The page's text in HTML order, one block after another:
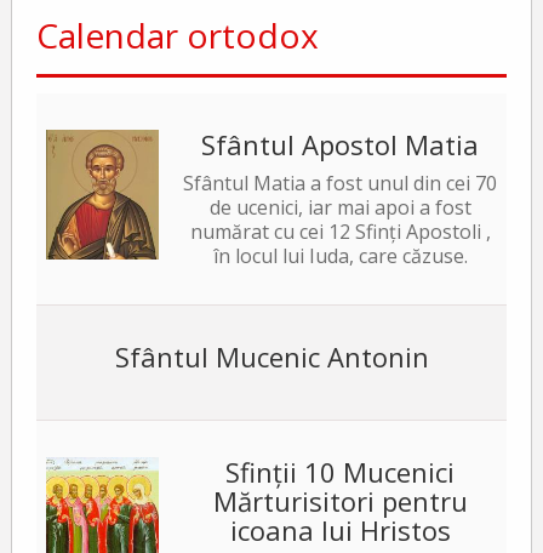
Calendar ortodox
Sfântul Apostol Matia
Sfântul Matia a fost unul din cei 70
de ucenici, iar mai apoi a fost
numărat cu cei 12 Sfinți Apostoli ,
în locul lui Iuda, care căzuse.
Sfântul Mucenic Antonin
Sfinții 10 Mucenici
Mărturisitori pentru
icoana lui Hristos